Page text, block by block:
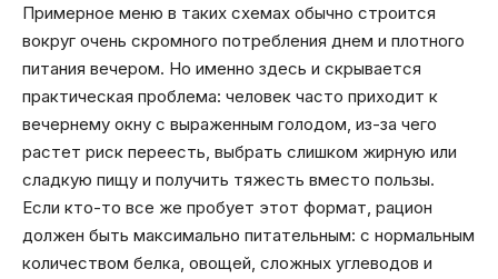
Примерное меню в таких схемах обычно строится
вокруг очень скромного потребления днем и плотного
питания вечером. Но именно здесь и скрывается
практическая проблема: человек часто приходит к
вечернему окну с выраженным голодом, из-за чего
растет риск переесть, выбрать слишком жирную или
сладкую пищу и получить тяжесть вместо пользы.
Если кто-то все же пробует этот формат, рацион
должен быть максимально питательным: с нормальным
количеством белка, овощей, сложных углеводов и